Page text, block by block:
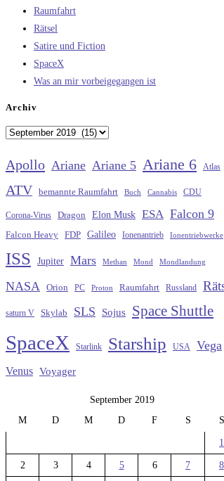
Raumfahrt
Rätsel
Satire und Fiction
SpaceX
Was an mir vorbeigegangen ist
Archiv
Archiv
Apollo Ariane Ariane 5 Ariane 6 Atlas
ATV bemannte Raumfahrt Buch Cannabis CDU
Corona-Virus Dragon Elon Musk ESA Falcon 9
Falcon Heavy FDP Galileo Ionenantrieb Ionentriebwerke
ISS Jupiter Mars Methan Mond Mondlandung
NASA Orion PC Proton Raumfahrt Russland
saturn V Skylab SLS Sojus Space Shuttle
SpaceX Starlink Starship USA Vega
Venus Voyager
September 2019
M
D M D F S S
1
2 3 4 5 6 7 8